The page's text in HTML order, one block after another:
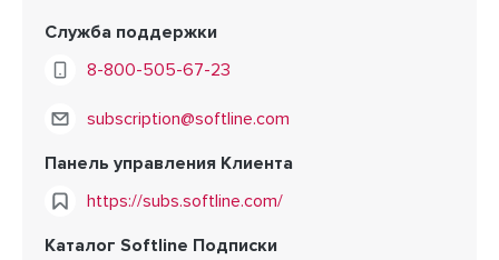
Служба поддержки
8-800-505-67-23
subscription@softline.com
Панель управления Клиента
https://subs.softline.com/
Каталог Softline Подписки